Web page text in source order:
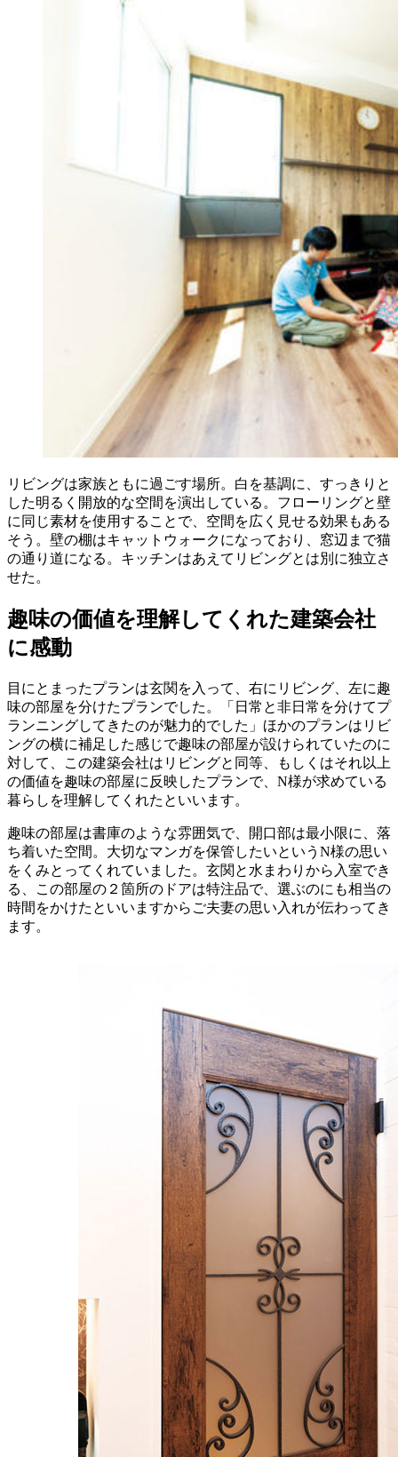
リビングは家族ともに過ごす場所。白を基調に、すっきりと
した明るく開放的な空間を演出している。フローリングと壁
に同じ素材を使用することで、空間を広く見せる効果もある
そう。壁の棚はキャットウォークになっており、窓辺まで猫
の通り道になる。キッチンはあえてリビングとは別に独立さ
せた。
趣味の価値を理解してくれた建築会社
に感動
目にとまったプランは玄関を入って、右にリビング、左に趣
味の部屋を分けたプランでした。「日常と非日常を分けてプ
ランニングしてきたのが魅力的でした」ほかのプランはリビ
ングの横に補足した感じで趣味の部屋が設けられていたのに
対して、この建築会社はリビングと同等、もしくはそれ以上
の価値を趣味の部屋に反映したプランで、N様が求めている
暮らしを理解してくれたといいます。
趣味の部屋は書庫のような雰囲気で、開口部は最小限に、落
ち着いた空間。大切なマンガを保管したいというN様の思い
をくみとってくれていました。玄関と水まわりから入室でき
る、この部屋の２箇所のドアは特注品で、選ぶのにも相当の
時間をかけたといいますからご夫妻の思い入れが伝わってき
ます。